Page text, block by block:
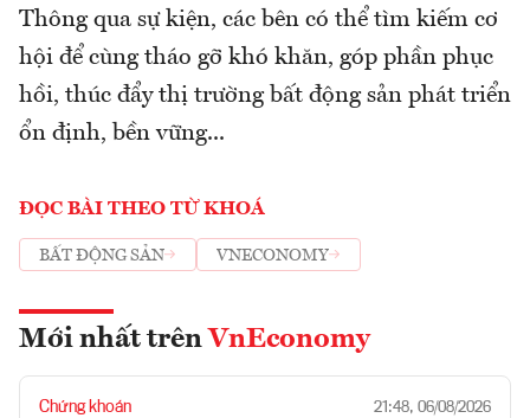
Thông qua sự kiện, các bên có thể tìm kiếm cơ
hội để cùng tháo gỡ khó khăn, góp phần phục
hồi, thúc đẩy thị trường bất động sản phát triển
ổn định, bền vững...
ĐỌC BÀI THEO TỪ KHOÁ
BẤT ĐỘNG SẢN VNECONOMY
Mới nhất trên VnEconomy
Chứng khoán 21:48, 06/08/2026